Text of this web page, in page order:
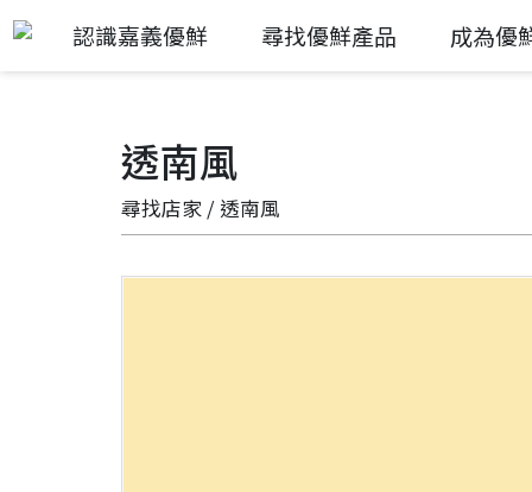
認識嘉義優鮮 尋找優鮮產品 成為優
透南風
尋找店家 / 透南風